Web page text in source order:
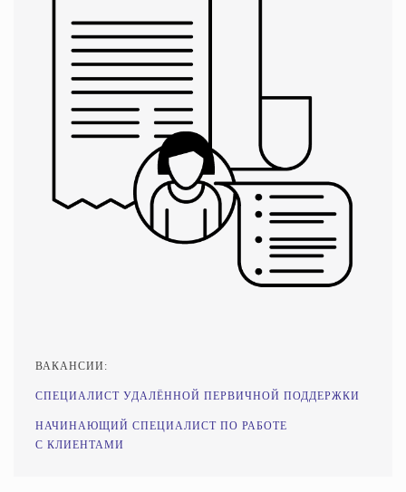
ВАКАНСИИ:
СПЕЦИАЛИСТ УДАЛЁННОЙ ПЕРВИЧНОЙ ПОДДЕРЖКИ
НАЧИНАЮЩИЙ СПЕЦИАЛИСТ ПО РАБОТЕ
С КЛИЕНТАМИ